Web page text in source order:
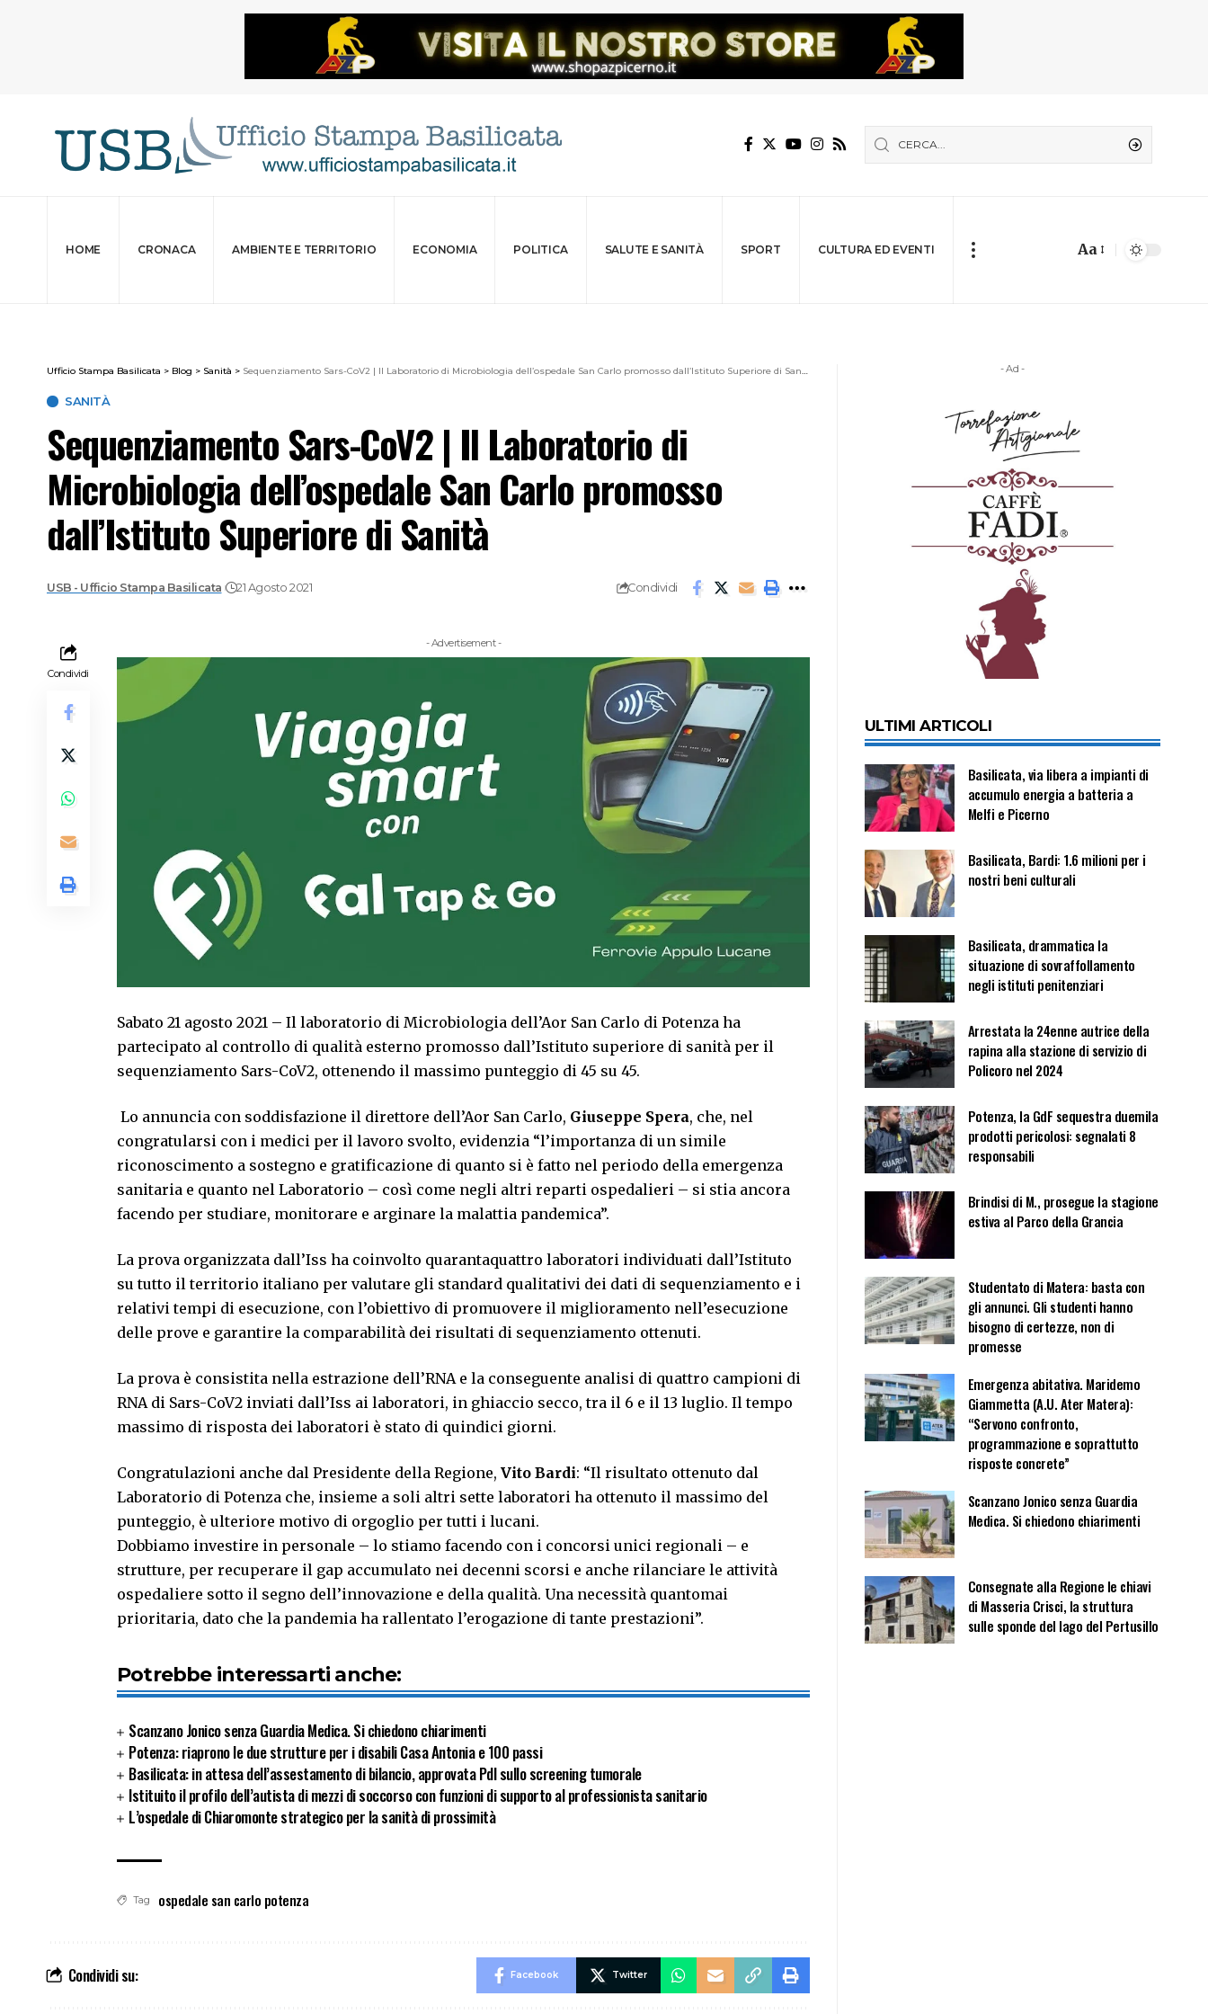
HOME CRONACA AMBIENTE E TERRITORIO ECONOMIA POLITICA SALUTE E SANITÀ SPORT CULTURA ED EVENTI Aa
Ufficio Stampa Basilicata > Blog > Sanità > Sequenziamento Sars-CoV2 | Il Laboratorio di Microbiologia dell’ospedale San Carlo promosso dall’Istituto Superiore di Sanità
SANITÀ
Sequenziamento Sars-CoV2 | Il Laboratorio di
Microbiologia dell’ospedale San Carlo promosso
dall’Istituto Superiore di Sanità
USB - Ufficio Stampa Basilicata 21 Agosto 2021 Condividi
Condividi
- Advertisement -
Sabato 21 agosto 2021 – Il laboratorio di Microbiologia dell’Aor San Carlo di Potenza ha
partecipato al controllo di qualità esterno promosso dall’Istituto superiore di sanità per il
sequenziamento Sars-CoV2, ottenendo il massimo punteggio di 45 su 45.
Lo annuncia con soddisfazione il direttore dell’Aor San Carlo, Giuseppe Spera, che, nel
congratularsi con i medici per il lavoro svolto, evidenzia “l’importanza di un simile
riconoscimento a sostegno e gratificazione di quanto si è fatto nel periodo della emergenza
sanitaria e quanto nel Laboratorio – così come negli altri reparti ospedalieri – si stia ancora
facendo per studiare, monitorare e arginare la malattia pandemica”.
La prova organizzata dall’Iss ha coinvolto quarantaquattro laboratori individuati dall’Istituto
su tutto il territorio italiano per valutare gli standard qualitativi dei dati di sequenziamento e i
relativi tempi di esecuzione, con l’obiettivo di promuovere il miglioramento nell’esecuzione
delle prove e garantire la comparabilità dei risultati di sequenziamento ottenuti.
La prova è consistita nella estrazione dell’RNA e la conseguente analisi di quattro campioni di
RNA di Sars-CoV2 inviati dall’Iss ai laboratori, in ghiaccio secco, tra il 6 e il 13 luglio. Il tempo
massimo di risposta dei laboratori è stato di quindici giorni.
Congratulazioni anche dal Presidente della Regione, Vito Bardi: “Il risultato ottenuto dal
Laboratorio di Potenza che, insieme a soli altri sette laboratori ha ottenuto il massimo del
punteggio, è ulteriore motivo di orgoglio per tutti i lucani.
Dobbiamo investire in personale – lo stiamo facendo con i concorsi unici regionali – e
strutture, per recuperare il gap accumulato nei decenni scorsi e anche rilanciare le attività
ospedaliere sotto il segno dell’innovazione e della qualità. Una necessità quantomai
prioritaria, dato che la pandemia ha rallentato l’erogazione di tante prestazioni”.
Potrebbe interessarti anche:
Scanzano Jonico senza Guardia Medica. Si chiedono chiarimenti
Potenza: riaprono le due strutture per i disabili Casa Antonia e 100 passi
Basilicata: in attesa dell’assestamento di bilancio, approvata Pdl sullo screening tumorale
Istituito il profilo dell’autista di mezzi di soccorso con funzioni di supporto al professionista sanitario
L’ospedale di Chiaromonte strategico per la sanità di prossimità
Tag ospedale san carlo potenza
Condividi su: Facebook Twitter
- Ad -
ULTIMI ARTICOLI
Basilicata, via libera a impianti di
accumulo energia a batteria a
Melfi e Picerno
Basilicata, Bardi: 1.6 milioni per i
nostri beni culturali
Basilicata, drammatica la
situazione di sovraffollamento
negli istituti penitenziari
Arrestata la 24enne autrice della
rapina alla stazione di servizio di
Policoro nel 2024
Potenza, la GdF sequestra duemila
prodotti pericolosi: segnalati 8
responsabili
Brindisi di M., prosegue la stagione
estiva al Parco della Grancia
Studentato di Matera: basta con
gli annunci. Gli studenti hanno
bisogno di certezze, non di
promesse
Emergenza abitativa. Maridemo
Giammetta (A.U. Ater Matera):
“Servono confronto,
programmazione e soprattutto
risposte concrete”
Scanzano Jonico senza Guardia
Medica. Si chiedono chiarimenti
Consegnate alla Regione le chiavi
di Masseria Crisci, la struttura
sulle sponde del lago del Pertusillo